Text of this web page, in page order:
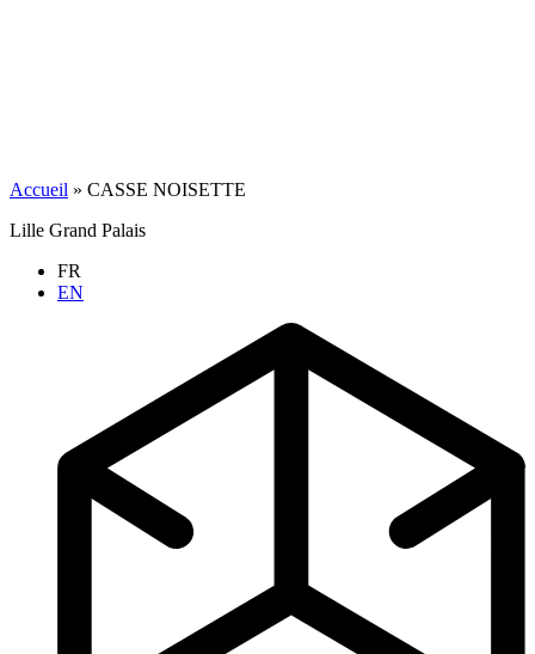
Accueil » CASSE NOISETTE
Lille Grand Palais
FR
EN